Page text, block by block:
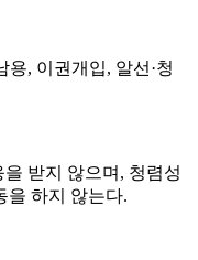
용, 이권개입, 알선·청
받지 않으며, 청렴성
을 하지 않는다.